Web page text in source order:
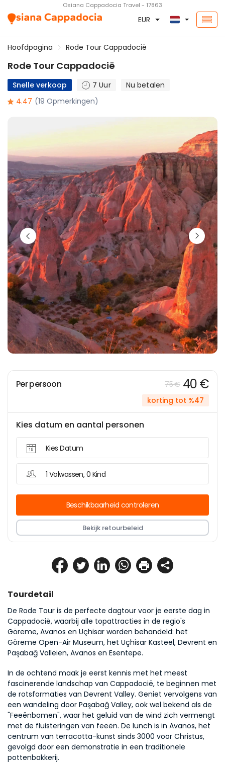
Osiana Cappadocia Travel - 17863
EUR
Hoofdpagina Rode Tour Cappadocië
Rode Tour Cappadocië
Snelle verkoop 7 Uur
Nu betalen
4.47 (19 Opmerkingen)
Tourdetail
De Rode Tour is de perfecte dagtour voor je eerste dag in
Cappadocië, waarbij alle topattracties in de regio's
Göreme, Avanos en Uçhisar worden behandeld: het
Göreme Open-Air Museum, het Uçhisar Kasteel, Devrent en
Paşabağ Valleien, Avanos en Esentepe.
In de ochtend maak je eerst kennis met het meest
fascinerende landschap van Cappadocië, te beginnen met
de rotsformaties van Devrent Valley. Geniet vervolgens van
een wandeling door Paşabağ Valley, ook wel bekend als de
"Feeënbomen", waar het geluid van de wind zich vermengt
met de fluisteringen van feeën. De lunch is in Avanos, het
centrum van terracotta-kunst sinds 3000 voor Christus,
gevolgd door een demonstratie in een traditionele
pottenbakkerij.
Per persoon 75 € 40 €
korting tot %47
Kies datum en aantal personen
Kies Datum
1 Volwassen, 0 Kind
Beschikbaarheid controleren
Bekijk retourbeleid